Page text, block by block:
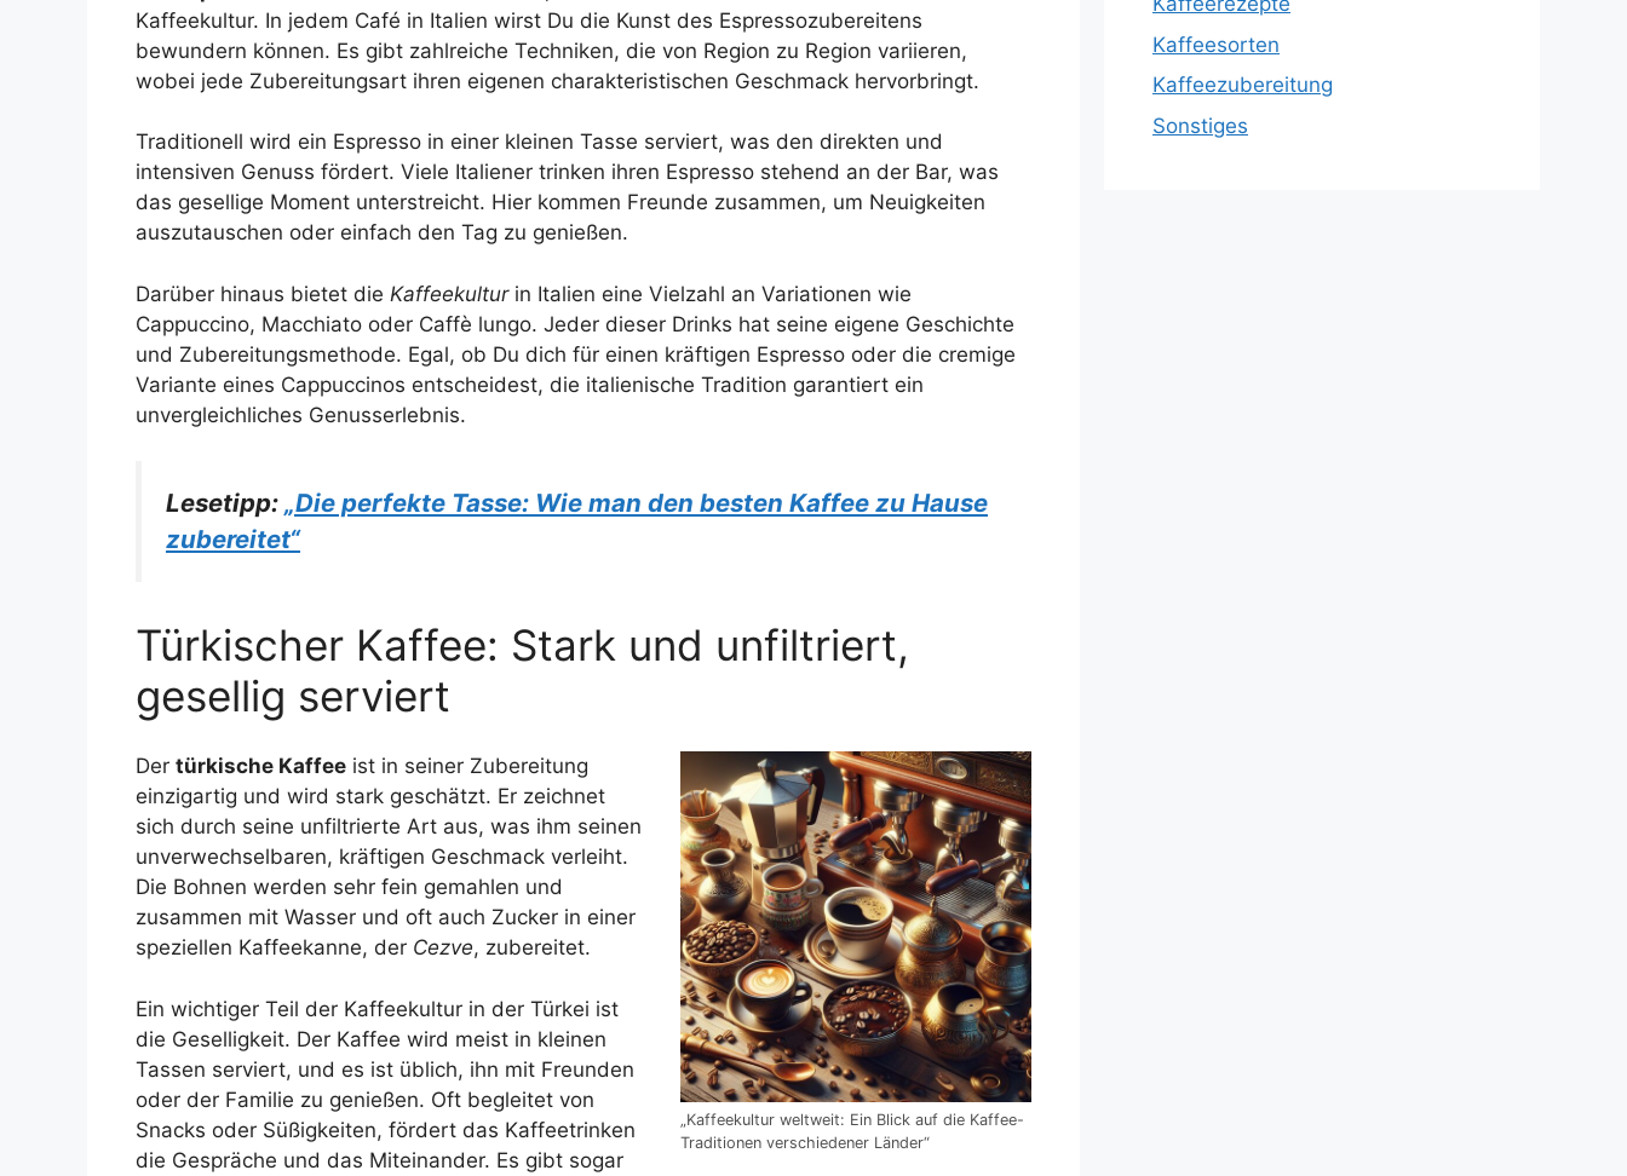
Kaffeekultur. In jedem Café in Italien wirst Du die Kunst des Espressozubereitens
bewundern können. Es gibt zahlreiche Techniken, die von Region zu Region variieren,
wobei jede Zubereitungsart ihren eigenen charakteristischen Geschmack hervorbringt.
Traditionell wird ein Espresso in einer kleinen Tasse serviert, was den direkten und
intensiven Genuss fördert. Viele Italiener trinken ihren Espresso stehend an der Bar, was
das gesellige Moment unterstreicht. Hier kommen Freunde zusammen, um Neuigkeiten
auszutauschen oder einfach den Tag zu genießen.
Darüber hinaus bietet die Kaffeekulturin Italien eine Vielzahl an Variationen wie
Cappuccino, Macchiato oder Caffè lungo. Jeder dieser Drinks hat seine eigene Geschichte
und Zubereitungsmethode. Egal, ob Du dich für einen kräftigen Espresso oder die cremige
Variante eines Cappuccinos entscheidest, die italienische Tradition garantiert ein
unvergleichliches Genusserlebnis.
Lesetipp: „Die perfekte Tasse: Wie man den besten Kaffee zu Hause
zubereitet“
Türkischer Kaffee: Stark und unfiltriert,
gesellig serviert
„Kaffeekultur weltweit: Ein Blick auf die Kaffee-
Traditionen verschiedener Länder“
Der türkische Kaffee ist in seiner Zubereitung
einzigartig und wird stark geschätzt. Er zeichnet
sich durch seine unfiltrierte Art aus, was ihm seinen
unverwechselbaren, kräftigen Geschmack verleiht.
Die Bohnen werden sehr fein gemahlen und
zusammen mit Wasser und oft auch Zucker in einer
speziellen Kaffeekanne, der Cezve, zubereitet.
Ein wichtiger Teil der Kaffeekultur in der Türkei ist
die Geselligkeit. Der Kaffee wird meist in kleinen
Tassen serviert, und es ist üblich, ihn mit Freunden
oder der Familie zu genießen. Oft begleitet von
Snacks oder Süßigkeiten, fördert das Kaffeetrinken
die Gespräche und das Miteinander. Es gibt sogar
Kaffeesorten
Kaffeezubereitung
Sonstiges